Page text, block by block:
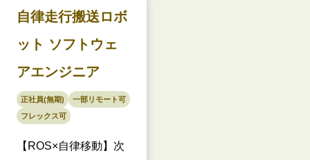
自律走行搬送ロボ
ット ソフトウェ
アエンジニア
正社員(無期)
一部リモート可
フレックス可
【ROS×自律移動】次